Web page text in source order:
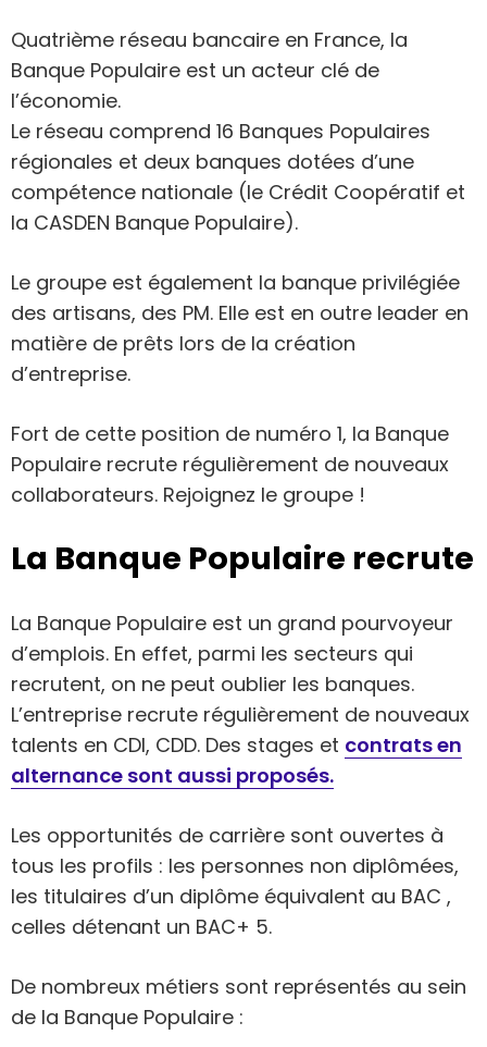
Quatrième réseau bancaire en France, la
Banque Populaire est un acteur clé de
l’économie.
Le réseau comprend 16 Banques Populaires
régionales et deux banques dotées d’une
compétence nationale (le Crédit Coopératif et
la CASDEN Banque Populaire).
Le groupe est également la banque privilégiée
des artisans, des PM. Elle est en outre leader en
matière de prêts lors de la création
d’entreprise.
Fort de cette position de numéro 1, la Banque
Populaire recrute régulièrement de nouveaux
collaborateurs. Rejoignez le groupe !
La Banque Populaire recrute
La Banque Populaire est un grand pourvoyeur
d’emplois. En effet, parmi les secteurs qui
recrutent, on ne peut oublier les banques.
L’entreprise recrute régulièrement de nouveaux
talents en CDI, CDD. Des stages et contrats en
alternance sont aussi proposés.
Les opportunités de carrière sont ouvertes à
tous les profils : les personnes non diplômées,
les titulaires d’un diplôme équivalent au BAC ,
celles détenant un BAC+ 5.
De nombreux métiers sont représentés au sein
de la Banque Populaire :